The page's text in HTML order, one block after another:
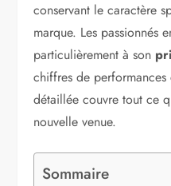
conservant le caractère
marque. Les passionnés
particulièrement à son
chiffres de
détaillée couvre tout ce
nouvelle venue.
Sommaire